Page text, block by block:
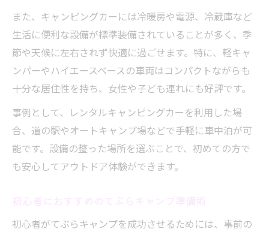
新車と中古キャンピングカー費用比較のコツ
新車と中古どちらがてぶらキャンプに最適
か比較
てぶらキャンプ初心者向け費用比較のポイ
新車・中古キャンピングカーの維持費も徹
底検証
てぶらキャンプに合う購入方法別の費用目
カー活用法
また、キャンピングカーには冷暖房や電源、冷蔵庫など
生活に便利な設備が標準装備されていることが多く、季
節や天候に左右されず快適に過ごせます。特に、軽キャ
ンパーやハイエースベースの車両はコンパクトながらも
十分な居住性を持ち、女性や子ども連れにも好評です。
事例として、レンタルキャンピングカーを利用した場
合、道の駅やオートキャンプ場などで手軽に車中泊が可
能です。設備の整った場所を選ぶことで、初めての方で
も安心してアウトドア体験ができます。
初心者がてぶらキャンプを成功させるためには、事前の